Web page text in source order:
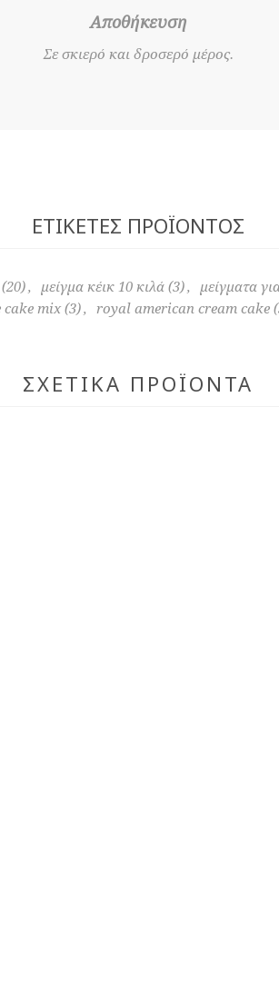
Αποθήκευση
Σε σκιερό και δροσερό μέρος.
ΕΤΙΚΈΤΕΣ ΠΡΟΪΌΝΤΟΣ
(20), μείγμα κέικ 10 κιλά (3), μείγματα
cake mix (3), royal american cream cake
ΣΧΕΤΙΚΆ ΠΡΟΪΌΝΤΑ